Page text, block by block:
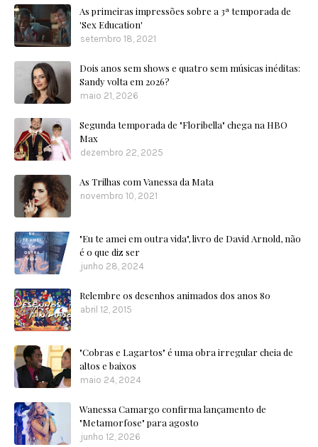
As primeiras impressões sobre a 3ª temporada de
'Sex Education'
setembro 18, 2021
Dois anos sem shows e quatro sem músicas inéditas:
Sandy volta em 2026?
maio 21, 2026
Segunda temporada de "Floribella" chega na HBO
Max
dezembro 22, 2025
As Trilhas com Vanessa da Mata
novembro 10, 2021
"Eu te amei em outra vida", livro de David Arnold, não
é o que diz ser
junho 28, 2024
Relembre os desenhos animados dos anos 80
abril 12, 2015
"Cobras e Lagartos" é uma obra irregular cheia de
altos e baixos
maio 24, 2024
Wanessa Camargo confirma lançamento de
"Metamorfose" para agosto
junho 12, 2026